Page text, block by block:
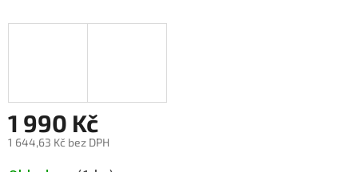
1 990 Kč
1 644,63 Kč bez DPH